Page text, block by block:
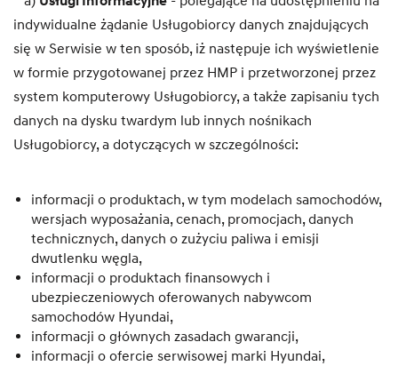
indywidualne żądanie Usługobiorcy danych znajdujących
się w Serwisie w ten sposób, iż następuje ich wyświetlenie
w formie przygotowanej przez HMP i przetworzonej przez
system komputerowy Usługobiorcy, a także zapisaniu tych
danych na dysku twardym lub innych nośnikach
Usługobiorcy, a dotyczących w szczególności:
informacji o produktach, w tym modelach samochodów,
wersjach wyposażania, cenach, promocjach, danych
technicznych, danych o zużyciu paliwa i emisji
dwutlenku węgla,
informacji o produktach finansowych i
ubezpieczeniowych oferowanych nabywcom
samochodów Hyundai,
informacji o głównych zasadach gwarancji,
informacji o ofercie serwisowej marki Hyundai,